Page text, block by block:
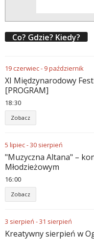
Co? Gdzie? Kiedy?
19czerwiec- 9październik
XI Międzynarodowy
[PROGRAM]
18 30
Zobacz
5 lipiec-30 sierpień
"Muzyczna Altana" –
Młodzieżowym
16 00
Zobacz
3 sierpień -31 sierpień
Kreatywny sierpień w